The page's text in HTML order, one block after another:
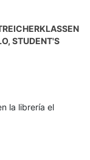
STUDENT'S
la librería el